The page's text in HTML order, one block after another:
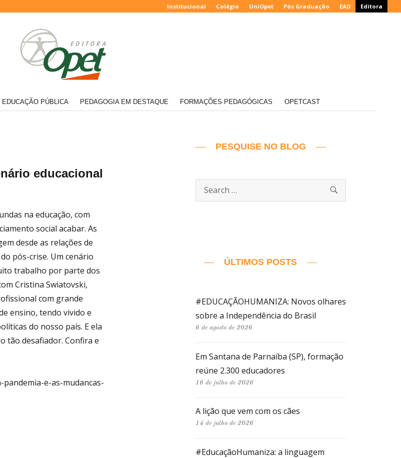
Institucional Colégio UniOpet Pós Graduação EAD Editora
EDUCAÇÃO PÚBLICA PEDAGOGIA EM DESTAQUE FORMAÇÕES PEDAGÓGICAS OPETCAST
educacional
na educação, com
social acabar. As
desde as relações de
pós-crise. Um cenário
trabalho por parte dos
Cristina Swiatovski,
com grande
ensino, tendo vivido e
do nosso país. E ela
tão desafiador. Confira e
e-as-mudancas-
PESQUISE NO BLOG
Search
for:
SEARCH
ÚLTIMOS POSTS
#EDUCAÇÃOHUMANIZA: Novos olhares
sobre a Independência do Brasil
6 de agosto de 2026
Em Santana de Parnaíba (SP), formação
reúne 2.300 educadores
16 de julho de 2026
A lição que vem com os cães
14 de julho de 2026
#EducaçãoHumaniza: a linguagem